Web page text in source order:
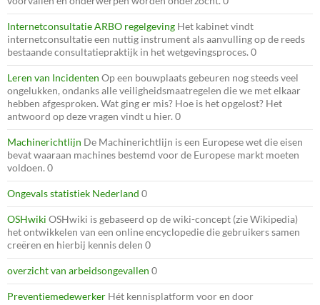
Internetconsultatie ARBO regelgeving Het kabinet vindt
internetconsultatie een nuttig instrument als aanvulling op de reeds
bestaande consultatiepraktijk in het wetgevingsproces. 0
Leren van Incidenten Op een bouwplaats gebeuren nog steeds veel
ongelukken, ondanks alle veiligheidsmaatregelen die we met elkaar
hebben afgesproken. Wat ging er mis? Hoe is het opgelost? Het
antwoord op deze vragen vindt u hier. 0
Machinerichtlijn De Machinerichtlijn is een Europese wet die eisen
bevat waaraan machines bestemd voor de Europese markt moeten
voldoen. 0
Ongevals statistiek Nederland 0
OSHwiki OSHwiki is gebaseerd op de wiki-concept (zie Wikipedia)
het ontwikkelen van een online encyclopedie die gebruikers samen
creëren en hierbij kennis delen 0
overzicht van arbeidsongevallen 0
Preventiemedewerker Hét kennisplatform voor en door